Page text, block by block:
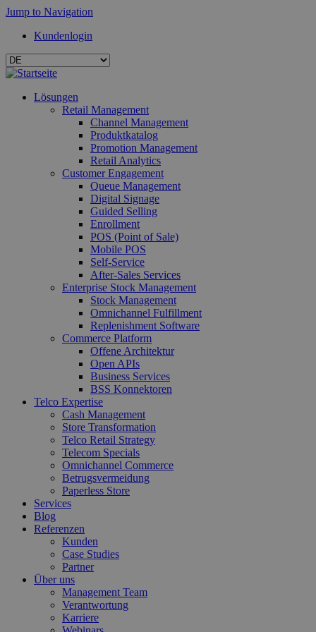
Jump to Navigation
Kundenlogin
Lösungen
Retail Management
Channel Management
Produktkatalog
Promotion Management
Retail Analytics
Customer Engagement
Queue Management
Digital Signage
Guided Selling
Enrollment
POS (Point of Sale)
Mobile POS
Self-Service
After-Sales Services
Enterprise Stock Management
Stock Management
Omnichannel Fulfillment
Replenishment Software
Commerce Platform
Offene Architektur
Open APIs
Business Services
BSS Konnektoren
Telco Expertise
Cash Management
Store Transformation
Telco Retail Strategy
Telecom Specials
Omnichannel Commerce
Betrugsvermeidung
Paperless Store
Services
Blog
Referenzen
Kunden
Case Studies
Partner
Über uns
Management Team
Verantwortung
Karriere